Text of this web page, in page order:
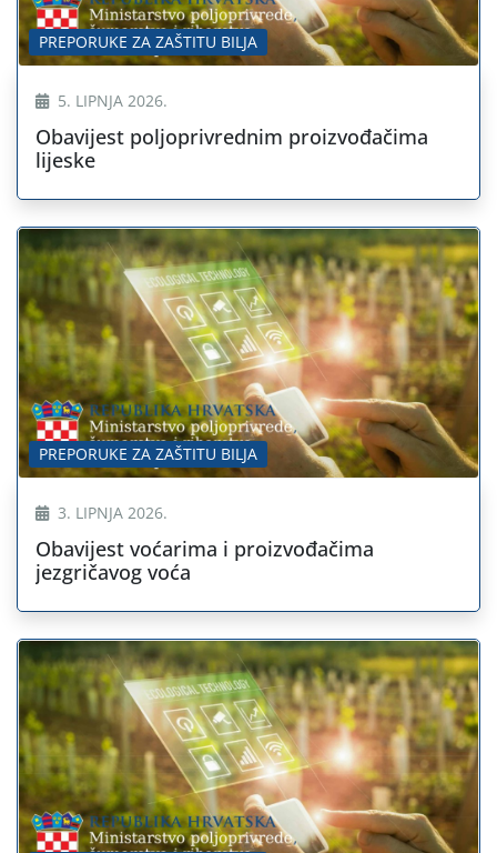
PREPORUKE ZA ZAŠTITU BILJA
5. LIPNJA 2026.
Obavijest poljoprivrednim proizvođačima
lijeske
PREPORUKE ZA ZAŠTITU BILJA
3. LIPNJA 2026.
Obavijest voćarima i proizvođačima
jezgričavog voća